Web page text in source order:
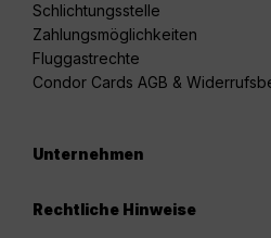
Schlichtungsstelle
Zahlungsmöglichkeiten
Fluggastrechte
Condor Cards AGB &
Unternehmen
Rechtliche Hinweise